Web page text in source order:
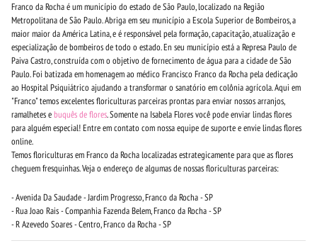
Franco da Rocha é um município do estado de São Paulo, localizado na Região
Metropolitana de São Paulo. Abriga em seu município a Escola Superior de Bombeiros, a
maior maior da América Latina, e é responsável pela formação, capacitação, atualização e
especialização de bombeiros de todo o estado. En seu município está a Represa Paulo de
Paiva Castro, construída com o objetivo de fornecimento de água para a cidade de São
Paulo. Foi batizada em homenagem ao médico Francisco Franco da Rocha pela dedicação
ao Hospital Psiquiátrico ajudando a transformar o sanatório em colônia agrícola. Aqui em
"Franco" temos excelentes floriculturas parceiras prontas para enviar nossos arranjos,
ramalhetes ebuquês de flores. Somente na Isabela Flores você pode enviar lindas flores
para alguém especial! Entre em contato com nossa equipe de suporte e envie lindas flores
online.
Temos floriculturas em Franco da Rocha localizadas estrategicamente para que as flores
cheguem fresquinhas. Veja o endereço de algumas de nossas floriculturas parceiras:
- Avenida Da Saudade - Jardim Progresso, Franco da Rocha - SP
- Rua Joao Rais - Companhia Fazenda Belem, Franco da Rocha - SP
- R Azevedo Soares - Centro, Franco da Rocha - SP